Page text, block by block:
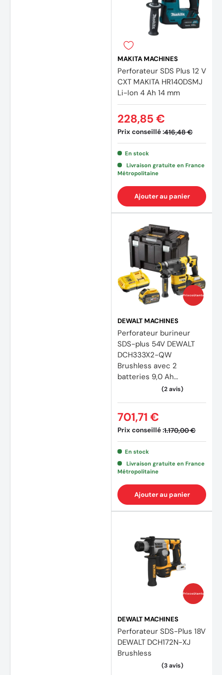
(11
MAKITA MACHINES
Perforateur SDS Plus 12 V
CXT MAKITA HR140DSMJ
Li-Ion 4 Ah 14 mm
Prix conseillé :416,48 €
228,85 €
En stock
Livraison gratuite en France
Métropolitaine
Ajouter au panier
Prix coûtants
DEWALT MACHINES
Perforateur burineur
SDS-plus 54V DEWALT
DCH333X2-QW
Brushless avec 2
batteries 9,0 Ah
Prix conseillé :1.170,00 €
701,71 €
En stock
Livraison gratuite en France
Métropolitaine
Ajouter au panier
Prix coûtants
DEWALT MACHINES
Perforateur SDS-Plus 18V
DEWALT DCH172N-XJ
Brushless